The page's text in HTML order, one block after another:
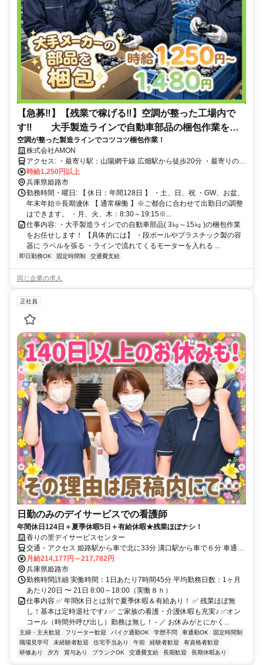
【急募‼】【残業で稼げる‼】空調が整った工場内で
す‼ 大手製造ラインで自動車部品の梱包作業をお
任せします!
空調が整った製造ラインでコツコツ梱包作業！
株式会社AMON
アクセス: ・最寄り駅：山陽網干線 広畑駅から徒歩20分 ・最寄りの主
要店舗 様からの車での時間 └マルナカ 広畑店 様→5分 └ドン・キホ
ーテ 姫路広畑店 様 → 10分 └イオンモール姫路 リバーシティー 様 →
20分 └山陽電鉄 網干駅 → 12分
時給1,250円以上
兵庫県姫路市
勤務時間・曜日: 【 休日：年間128日 】 ・土、日、祝 ・GW、お盆、
年末年始※長期連休 【 通常稼働 】※ご都合に合わせて出勤日の調整
はできます。 ・月、火、木：8:30～19:15※...
仕事内容: ・大手製造ラインでの自動車部品( 3㎏～15㎏ )の梱包作業
をお任せします！ 【具体的には】 ・段ボールやプラスチック製の容
器に ラベルを張る ・ラインで流れてくるモーターを入れる ...
即日勤務OK 固定時間制 交通費支給
同じ企業の求人
正社員
日勤のみのデイサービスでの看護師
年間休日124日＋夏季休暇5日＋有給休暇★残業ほぼナシ！
香りの里デイサービスセンター
交通・アクセス 姫路駅から車で北に33分 溝口駅から車で６分 車通勤
OK！（駐車場有）
月給214,177円～217,782円
兵庫県姫路市
勤務時間詳細 実働時間：1日あたり7時間45分 平均勤務日数：1ヶ月
あたり20日 〜 21日 8:00～18:00（実働８ｈ）
仕事内容 ✅ 年間休日とは別で夏季休暇＆有給あり！ ✅ 残業ほぼ無
し！基本は定時退社です♪ ✅ ご家族の看護・介護休暇も充実♪ ✅オン
コール（時間外呼び出し）勤務は無し！ - ／ お休みがとにかく...
主婦・主夫歓迎 フリーター歓迎 バイク通勤OK 学歴不問 車通勤OK
固定時間制
職場見学可
未経験者歓迎 住宅手当あり 午前 経験者歓迎
有資格者歓迎
研修あり
夕方 賞与あり ブランクOK 交通費支給 長期歓迎 長期休暇あり